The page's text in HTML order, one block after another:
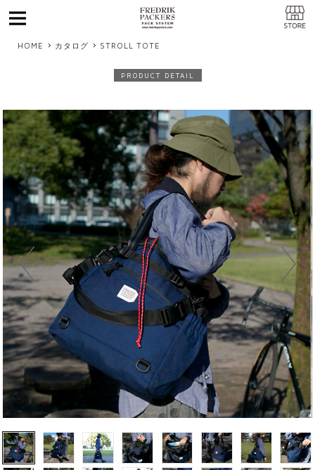
HOME カタログ STROLL TOTE
PRODUCT DETAIL
Previous Next